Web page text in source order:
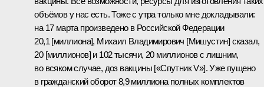
объёмов у нас есть. Тоже с утра только мне докладывали:
на 17 марта произведено в Российской Федерации
20,1 [миллиона], Михаил Владимирович [Мишустин] сказал,
20 [миллионов] и 102 тысячи, 20 миллионов с лишним,
во всяком случае, доз вакцины [«Спутник V»]. Уже пущено
в гражданский оборот 8,9 миллиона полных комплектов